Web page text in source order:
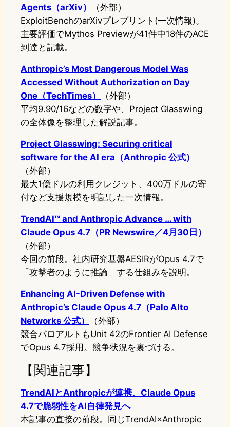
Agents（arXiv）
（外部）
ExploitBenchのarXivプレプリント(一次情報)。
主要評価でMythos Previewが41件中18件のACE
到達と記載。
Anthropic’s Most Dangerous Model Was
Accessed Without Authorization on Day
One（TechTimes）
（外部）
平均9.90/16などの数字や、Project Glasswing
の全体像を整理した解説記事。
Project Glasswing: Securing critical
software for the AI era（Anthropic 公式）
（外部）
最大1億ドルの利用クレジット、400万ドルの寄
付など支援規模を明記した一次情報。
TrendAI™ and Anthropic Advance … with
Claude Opus 4.7（PR Newswire／4月30日）
（外部）
今回の前段。社内研究基盤AESIRがOpus 4.7で
「攻撃者のように推論」する仕組みを説明。
Enhancing AI-Driven Defense with
Anthropic’s Claude Opus 4.7（Palo Alto
Networks 公式）
（外部）
競合パロアルトもUnit 42のFrontier AI Defense
でOpus 4.7採用。競争状況を裏づける。
【関連記事】
TrendAIとAnthropicが連携、Claude Opus
4.7で脆弱性をAI自律発見へ
本記事の直接の前段。同じTrendAI×Anthropic